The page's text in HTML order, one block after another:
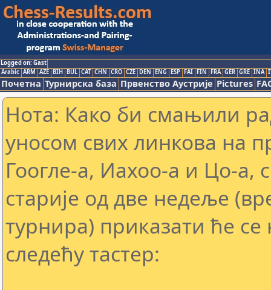
Logged on: Gast
Arabic ARM AZE BIH BUL CAT CHN CRO CZE DEN ENG ESP FAI FIN FRA GER GRE INA
Почетна Турнирска база Првенство Аустрије Pictures
Нота: Како би смањили
уносом свих линкова на
Гоогле-а, Иахоо-а и Цо-а,
старије од две недеље
турнира) приказати ће
следећу тастер: